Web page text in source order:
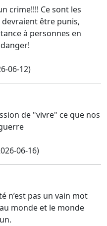
crime!!!! Ce sont les
être punis,
à personnes en
06-12)
de "vivre" ce que nos
06-16)
n’est pas un vain mot
monde et le monde